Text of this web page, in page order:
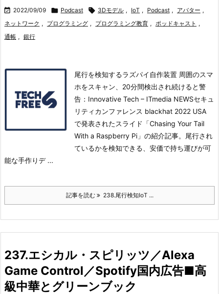
 2022/09/09  Podcast  3Dモデル , IoT , Podcast , アバター ,
ネットワーク , プログラミング , プログラミング教育 , ポッドキャスト ,
通帳 , 銀行
尾行を検知するラズパイ自作装置 周囲のスマ
ホをスキャン、20分間検出され続けると警
告：Innovative Tech – ITmedia NEWSセキュ
リティカンファレンス blackhat 2022 USA
で発表されたスライド「Chasing Your Tail
With a Raspberry Pi」の紹介記事。 尾行され
ているかを検知できる、安価で持ち運びが可
能な手作りデ ...
記事を読む 238.尾行検知IoT ...
237.エシカル・スピリッツ／Alexa
Game Control／Spotify国内広告■高
級中華とグリーンブック